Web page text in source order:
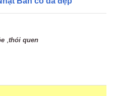
,thói quen